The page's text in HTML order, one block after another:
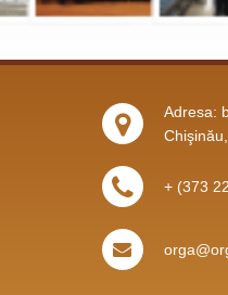
Adresa:
+ (373